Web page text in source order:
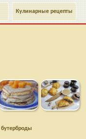
Кулинарные рецепты